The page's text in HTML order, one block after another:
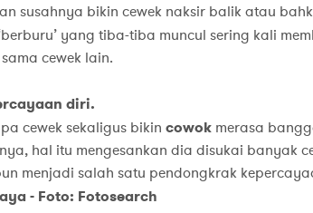
susahnya bikin cewek naksir balik atau
yang tiba-tiba muncul sering kali
cewek lain.
diri.
cewek sekaligus bikin cowokmerasa
hal itu mengesankan dia disukai banyak
menjadi salah satu pendongkrak
- Foto: Fotosearch